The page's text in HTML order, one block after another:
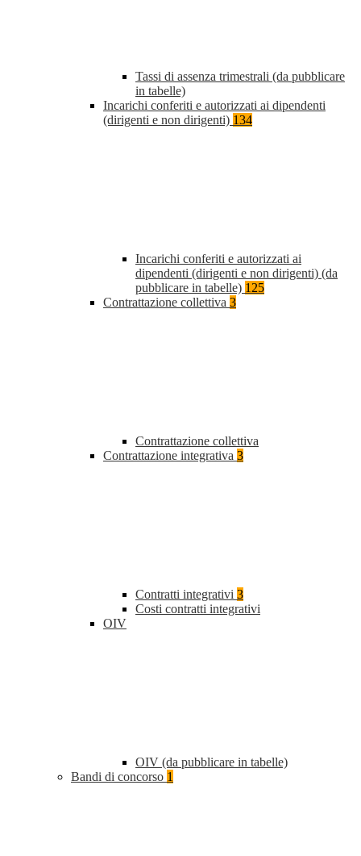
Tassi di assenza trimestrali (da pubblicare
in tabelle)
Incarichi conferiti e autorizzati ai dipendenti
(dirigenti e non dirigenti) 134
Incarichi conferiti e autorizzati ai
dipendenti (dirigenti e non dirigenti) (da
pubblicare in tabelle) 125
Contrattazione collettiva 3
Contrattazione collettiva
Contrattazione integrativa 3
Contratti integrativi 3
Costi contratti integrativi
OIV
OIV (da pubblicare in tabelle)
Bandi di concorso 1